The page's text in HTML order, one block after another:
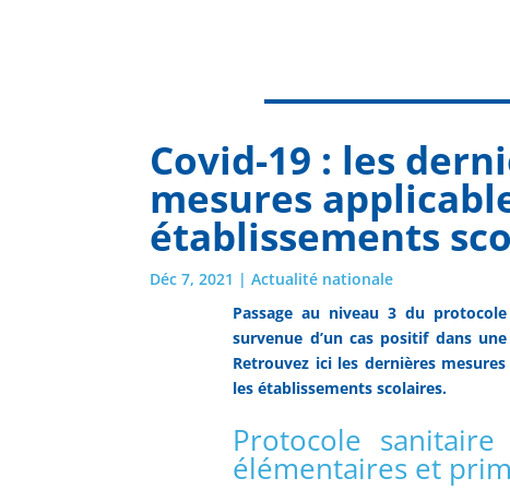
Covid-19 : les
mesures
établissements
Déc 7, 2021 |Actualité nationale
Passage au niveau 3 du
survenue d’un cas positif dans
Retrouvez ici les dernières
les établissements scolaires.
Protocole
élémentaires et